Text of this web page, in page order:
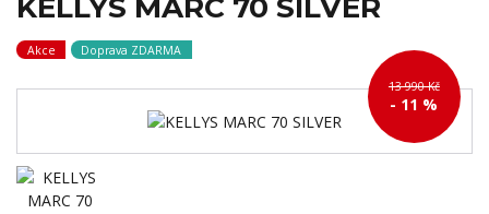
KELLYS MARC 70 SILVER
Akce Doprava ZDARMA
13 990 Kč
- 11 %